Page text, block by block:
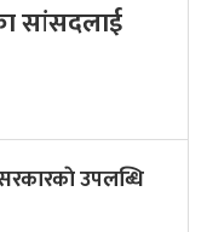
सांसदलाई
उपलब्धि